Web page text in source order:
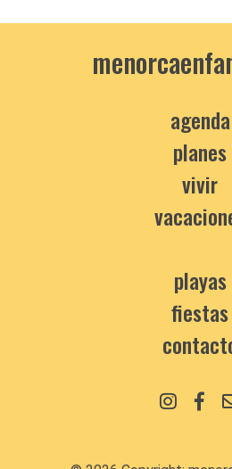
agenda
planes
vivir
playas
fiestas